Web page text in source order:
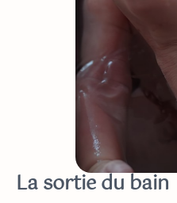
La sortie du bain